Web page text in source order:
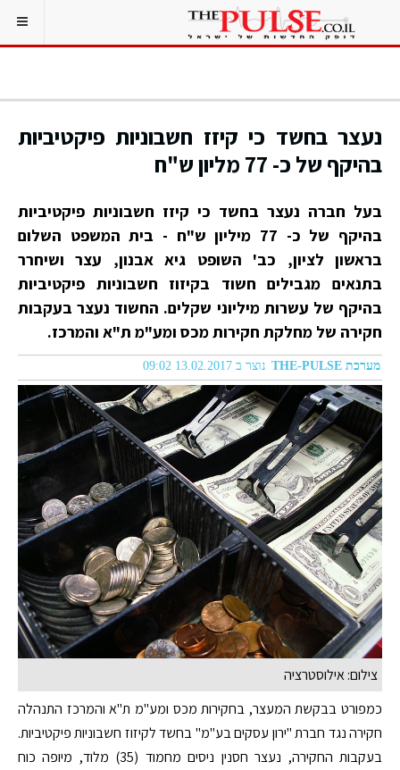
נעצר בחשד כי קיזז חשבוניות פיקטיביות
בהיקף של כ- 77 מליון ש"ח
בעל חברה נעצר בחשד כי קיזז חשבוניות פיקטיביות
בהיקף של כ- 77 מיליון ש"ח - בית המשפט השלום
בראשון לציון, כב' השופט גיא אבנון, עצר ושיחרר
בתנאים מגבילים חשוד בקיזוז חשבוניות פיקטיביות
בהיקף של עשרות מיליוני שקלים. החשוד נעצר בעקבות
חקירה של מחלקת חקירות מכס ומע"מ ת"א והמרכז.
מערכת THE-PULSE נוצר ב 13.02.2017 09:02
צילום: אילוסטרציה
כמפורט בבקשת המעצר, בחקירות מכס ומע"מ ת"א והמרכז התנהלה
חקירה נגד חברת "ירון עסקים בע"מ" בחשד לקיזוז חשבוניות פיקטיביות.
בעקבות החקירה, נעצר חסנין ניסים מחמוד (35) מלוד, מיופה כוח